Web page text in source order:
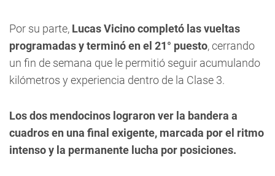
Por su parte, Lucas Vicino completó las vueltas
programadas y terminó en el 21° puesto, cerrando
un fin de semana que le permitió seguir acumulando
kilómetros y experiencia dentro de la Clase 3.
Los dos mendocinos lograron ver la bandera a
cuadros en una final exigente, marcada por el ritmo
intenso y la permanente lucha por posiciones.